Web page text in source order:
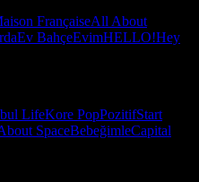
FrançaiseAll About
Ev BahçeEvimHELLO!Hey
LifeKore PopPozitifStart
SpaceBebeğimleCapital